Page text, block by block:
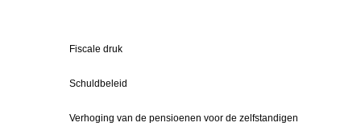
Fiscale druk
Schuldbeleid
Verhoging van de pensioenen voor de zelfstandigen